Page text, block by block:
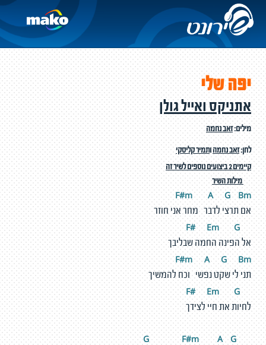
יפה שלי
אתניקס ואייל גולן
מילים:זאב נחמה
לחן:זאב נחמהותמיר קליסקי
קיימים 2 ביצועים נוספים לשיר זה
מילות השיר
F#m A G Bm
אם תרצי לדבר מחר אני חוזר
# Em G
אל הפינה החמה שבליבך
F#m A G Bm
תני לי שקט נפשי וכח להמשיך
# Em G
לחיות את חיי לצידך
F#m A G